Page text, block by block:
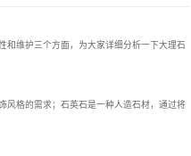
和维护三个方面，为大家详细分析一下大理石
风格的需求；石英石是一种人造石材，通过将